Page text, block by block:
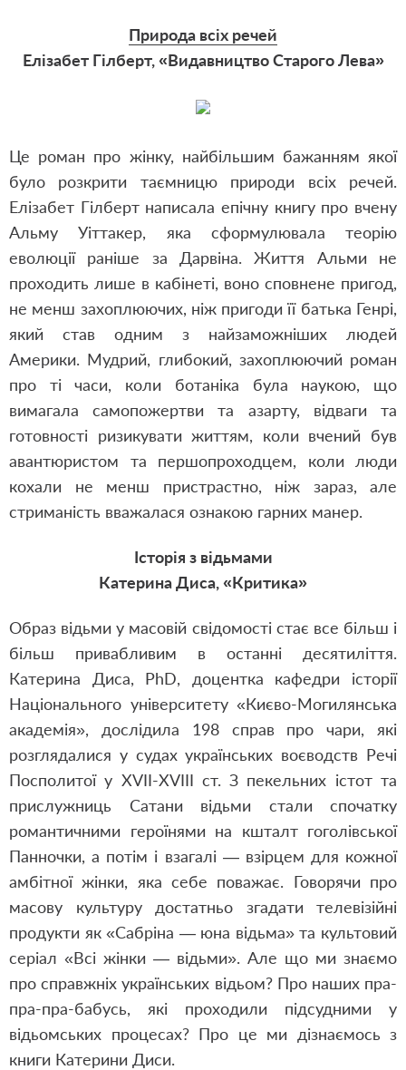
Природа всіх речей
Елізабет Гілберт, «Видавництво Старого Лева»
Це роман про жінку, найбільшим бажанням якої
було розкрити таємницю природи всіх речей.
Елізабет Гілберт написала епічну книгу про вчену
Альму Уіттакер, яка сформулювала теорію
еволюції раніше за Дарвіна. Життя Альми не
проходить лише в кабінеті, воно сповнене пригод,
не менш захоплюючих, ніж пригоди її батька Генрі,
який став одним з найзаможніших людей
Америки. Мудрий, глибокий, захоплюючий роман
про ті часи, коли ботаніка була наукою, що
вимагала самопожертви та азарту, відваги та
готовності ризикувати життям, коли вчений був
авантюристом та першопроходцем, коли люди
кохали не менш пристрастно, ніж зараз, але
стриманість вважалася ознакою гарних манер.
Історія з відьмами
Катерина Диса, «Критика»
Образ відьми у масовій свідомості стає все більш і
більш привабливим в останні десятиліття.
Катерина Диса, PhD, доцентка кафедри історії
Національного університету «Києво-Могилянська
академія», дослідила 198 справ про чари, які
розглядалися у судах українських воєводств Речі
Посполитої у XVII-XVIII ст. З пекельних істот та
прислужниць Сатани відьми стали спочатку
романтичними героїнями на кшталт гоголівської
Панночки, а потім і взагалі — взірцем для кожної
амбітної жінки, яка себе поважає. Говорячи про
масову культуру достатньо згадати телевізійні
продукти як «Сабріна — юна відьма» та культовий
серіал «Всі жінки — відьми». Але що ми знаємо
про справжніх українських відьом? Про наших пра-
пра-пра-бабусь, які проходили підсудними у
відьомських процесах? Про це ми дізнаємось з
книги Катерини Диси.